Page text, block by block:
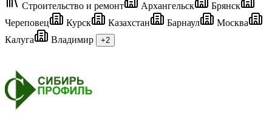
Строительство и ремонт Архангельск
Брянск
Череповец
Курск Казахстан Барнаул
Москва
Калуга
Владимир +2